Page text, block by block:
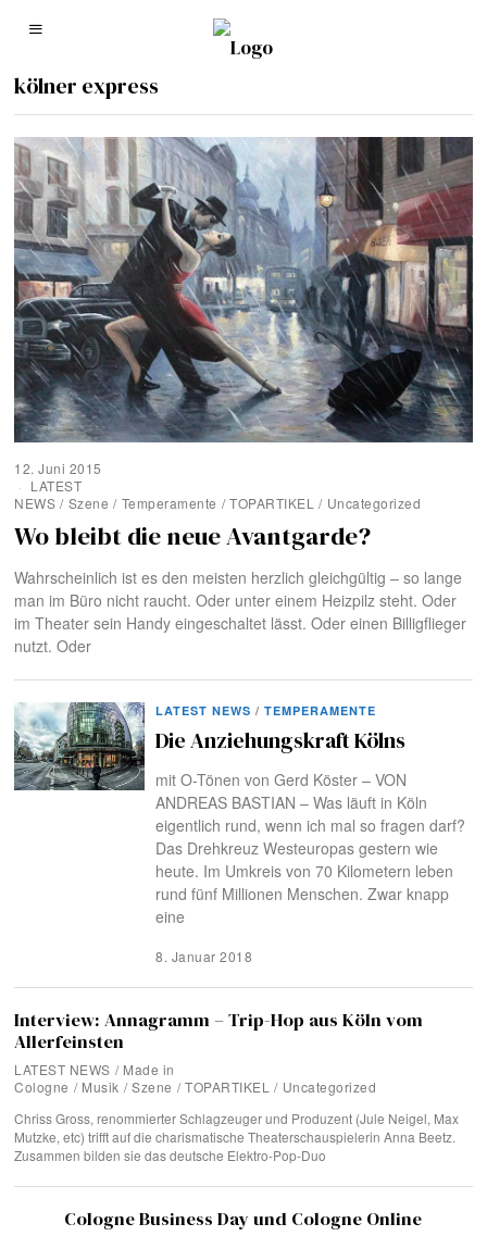
kölner express
12. Juni 2015
LATEST
NEWS / Szene / Temperamente / TOPARTIKEL / Uncategorized
Wo bleibt die neue Avantgarde?
Wahrscheinlich ist es den meisten herzlich gleichgültig – so lange
man im Büro nicht raucht. Oder unter einem Heizpilz steht. Oder
im Theater sein Handy eingeschaltet lässt. Oder einen Billigflieger
nutzt. Oder
LATEST NEWS / TEMPERAMENTE
Die Anziehungskraft Kölns
mit O-Tönen von Gerd Köster – VON
ANDREAS BASTIAN – Was läuft in Köln
eigentlich rund, wenn ich mal so fragen darf?
Das Drehkreuz Westeuropas gestern wie
heute. Im Umkreis von 70 Kilometern leben
rund fünf Millionen Menschen. Zwar knapp
eine
8. Januar 2018
Interview: Annagramm – Trip-Hop aus Köln vom
Allerfeinsten
LATEST NEWS / Made in
Cologne / Musik / Szene / TOPARTIKEL / Uncategorized
Chriss Gross, renommierter Schlagzeuger und Produzent (Jule Neigel, Max
Mutzke, etc) trifft auf die charismatische Theaterschauspielerin Anna Beetz.
Zusammen bilden sie das deutsche Elektro-Pop-Duo
Cologne Business Day und Cologne Online